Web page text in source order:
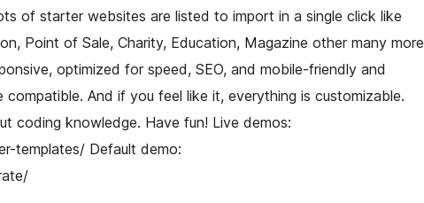
of starter websites are listed to import in a single click like
Point of Sale, Charity, Education, Magazine other many more
optimized for speed, SEO, and mobile-friendly and
And if you feel like it, everything is customizable.
coding knowledge. Have fun! Live demos:
templates/ Default demo: